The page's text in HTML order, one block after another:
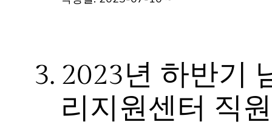
3. 2023년 하반기
리지원센터 직